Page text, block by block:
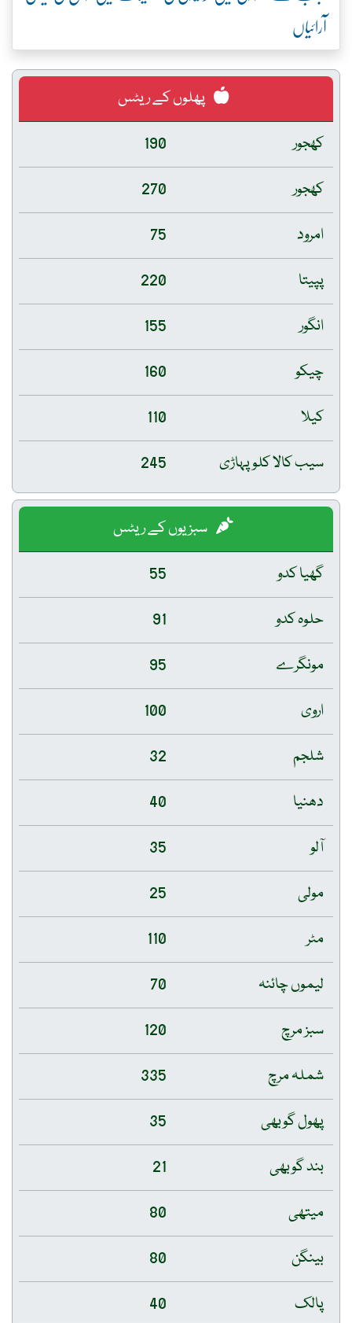
آرائیاں
پھلوں کے ریٹس
کھجور
190
کھجور
270
امرود
75
پپیتا
220
انگور
155
چیکو
160
کیلا
110
سیب کالا کلو پہاڑی
245
سبزیوں کے ریٹس
گھیا کدو
55
حلوہ کدو
91
مونگرے
95
اروی
100
شلجم
32
دھنیا
40
آلو
35
مولی
25
مٹر
110
لیموں چائنہ
70
سبز مرچ
120
شملہ مرچ
335
پھول گوبھی
35
بند گوبھی
21
میتھی
80
بینگن
80
پالک
40